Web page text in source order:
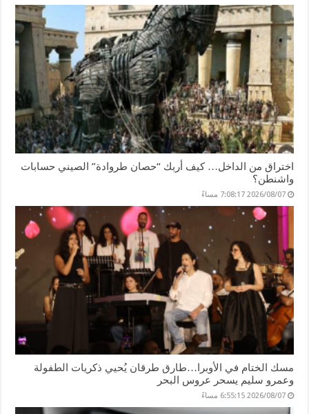
اختراق من الداخل… كيف أربك “حصان طروادة” الصيني حسابات
واشنطن؟
2026/08/07 7:08:17 مساءً
مسك الختام في الأوبرا…طارق طرقان يُحيي ذكريات الطفولة
وعمرو سليم يسحر عروس البحر
2026/08/07 6:55:15 مساءً